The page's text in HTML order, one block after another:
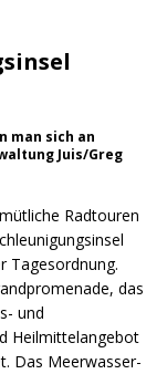
man sich an
Juis/Greg
Radtouren
Tagesordnung.
das
und
Heilmittelangebot
Das Meerwasser-